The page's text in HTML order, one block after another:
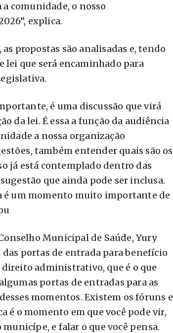
comunidade, o nosso
explica.
propostas são analisadas e, tendo
que será encaminhado para
é uma discussão que virá
da lei. É essa a função da audiência
a nossa organização
também entender quais são os
já está contemplado dentro das
que ainda pode ser inclusa.
é um momento muito importante de
Municipal de Saúde, Yury
das portas de entrada para benefício
direito administrativo, que é o que
portas de entradas para as
momentos. Existem os fóruns e
é o momento em que você pode vir,
e falar o que você pensa.